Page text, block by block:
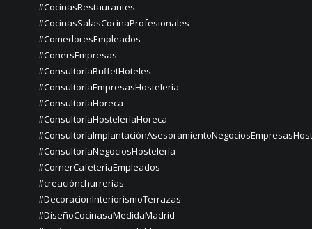
#CocinasRestaurantes
#CocinasSalasCocinaProfesionales
#ComedoresEmpleados
#ConersEmpresas
#ConsultoríaBuffetHoteles
#ConsultoríaEmpresasHostelería
#ConsultoríaHoreca
#ConsultoríaHosteleríaHoreca
#ConsultoríaNegociosHostelería
#CornerCafeteríaEmpleados
#creaciónchurrerías
#DecoracionInteriorismoTerrazas
#DiseñoCocinasaMedidaMadrid